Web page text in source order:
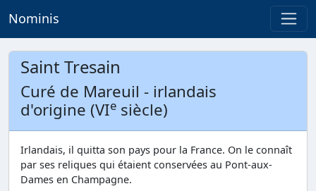
Nominis
Saint Tresain
Curé de Mareuil - irlandais
d'origine (VIe siècle)
Irlandais, il quitta son pays pour la France. On le connaît
par ses reliques qui étaient conservées au Pont-aux-
Dames en Champagne.